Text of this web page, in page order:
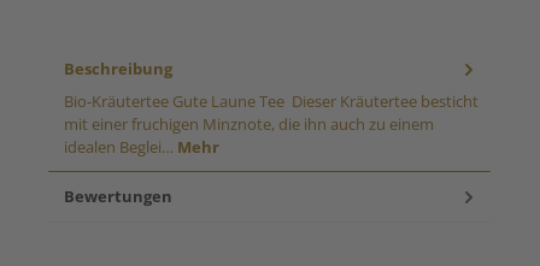
Beschreibung
Bio-Kräutertee Gute Laune Tee Dieser Kräutertee besticht
mit einer fruchigen Minznote, die ihn auch zu einem
idealen Beglei… Mehr
Bewertungen